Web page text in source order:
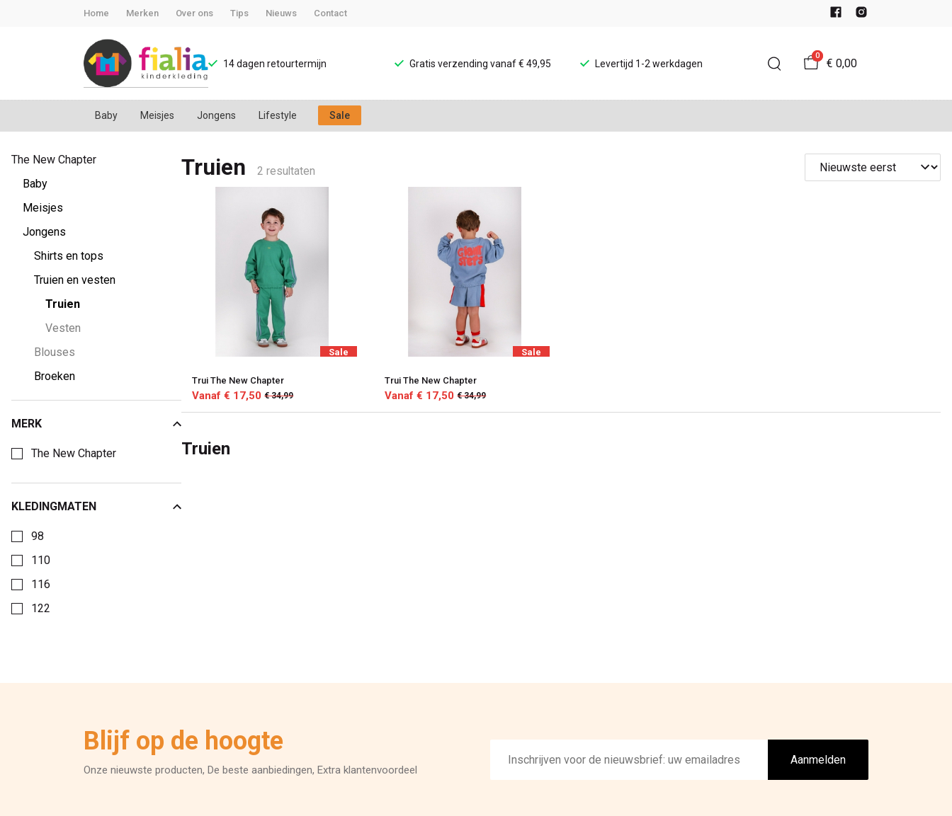
Home Merken Over ons Tips Nieuws Contact
14 dagen retourtermijn Gratis verzending vanaf € 49,95 Levertijd 1-2 werkdagen
0
€ 0,00
Baby Meisjes Jongens Lifestyle Sale
Truien
FiaLia
Kinderkleding
The New Chapter
Baby
Meisjes
Jongens
Shirts en tops
Truien en vesten
Truien
Vesten
Blouses
Broeken
MERK
The New Chapter
KLEDINGMATEN
98
110
116
122
Truien 2 resultaten
Sale
Trui The New Chapter
Vanaf € 17,50 € 34,99
Sale
Trui The New Chapter
Vanaf € 17,50 € 34,99
Truien
Blijf op de hoogte
Onze nieuwste producten, De beste aanbiedingen, Extra klantenvoordeel
mailadres
Aanmelden